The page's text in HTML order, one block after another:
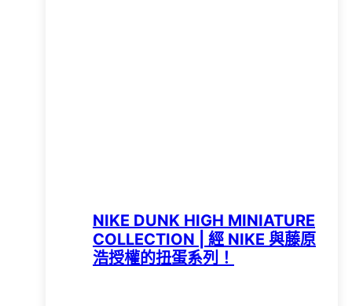
NIKE DUNK HIGH MINIATURE
COLLECTION | 經 NIKE 與藤原
浩授權的扭蛋系列！